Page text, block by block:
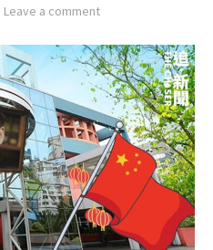
Leave a comment